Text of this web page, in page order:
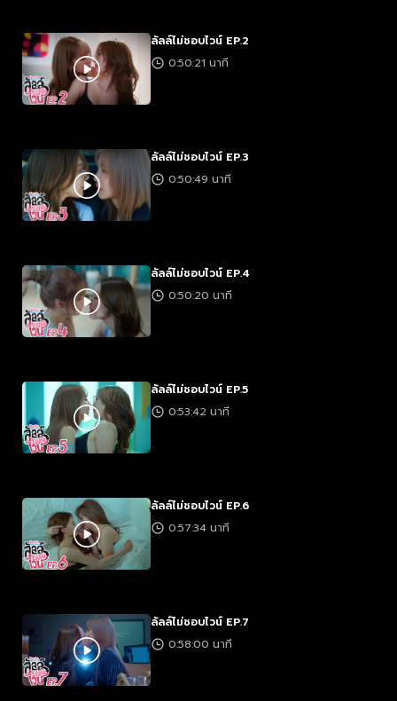
ลัลล์ไม่ชอบไวน์ EP.2
0:50:21 นาที
ลัลล์ไม่ชอบไวน์ EP.3
0:50:49 นาที
ลัลล์ไม่ชอบไวน์ EP.4
0:50:20 นาที
ลัลล์ไม่ชอบไวน์ EP.5
0:53:42 นาที
ลัลล์ไม่ชอบไวน์ EP.6
0:57:34 นาที
ลัลล์ไม่ชอบไวน์ EP.7
0:58:00 นาที